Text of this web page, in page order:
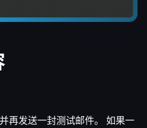
并再发送一封测试邮件。 如果一